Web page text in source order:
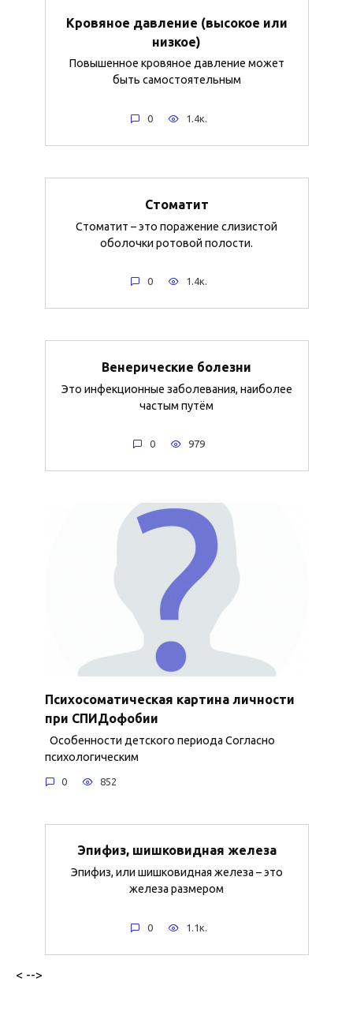
Кровяное давление (высокое или
низкое)
Повышенное кровяное давление может
быть самостоятельным
0 1.4к.
Стоматит
Стоматит – это поражение слизистой
оболочки ротовой полости.
0 1.4к.
Венерические болезни
Это инфекционные заболевания, наиболее
частым путём
0 979
Психосоматическая картина личности
при СПИДофобии
Особенности детского периода Согласно
психологическим
0 852
Эпифиз, шишковидная железа
Эпифиз, или шишковидная железа – это
железа размером
0 1.1к.
< -->